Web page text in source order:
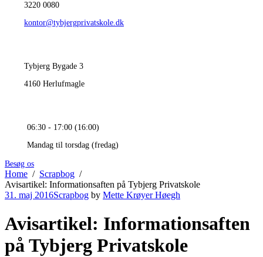
3220 0080
kontor@tybjergprivatskole.dk
Tybjerg Bygade 3
4160 Herlufmagle
06:30 - 17:00 (16:00)
Mandag til torsdag (fredag)
Besøg os
Home
Scrapbog
Avisartikel: Informationsaften på Tybjerg Privatskole
31. maj 2016Scrapbog by Mette Krøyer Høegh
Avisartikel: Informationsaften
på Tybjerg Privatskole